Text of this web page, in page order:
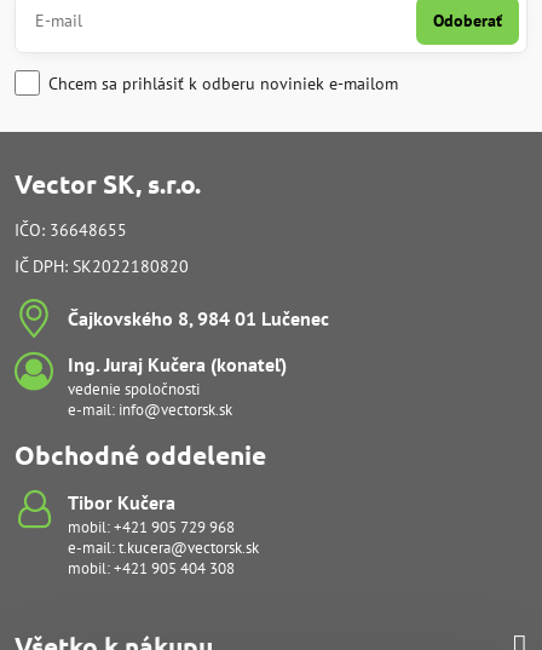
Odoberať
Chcem sa prihlásiť k odberu noviniek e-mailom
Vector SK, s.r.o.
IČO: 36648655
IČ DPH: SK2022180820
Čajkovského 8, 984 01 Lučenec
Ing​. Juraj Kučera (konateľ)
vedenie spoločnosti
e-mail: info@vectorsk.sk
Obchodné oddelenie
Tibor Kučera
mobil:+421 905 729 968
e-mail:t.kucera@vectorsk.sk
mobil:+421 905 404 308